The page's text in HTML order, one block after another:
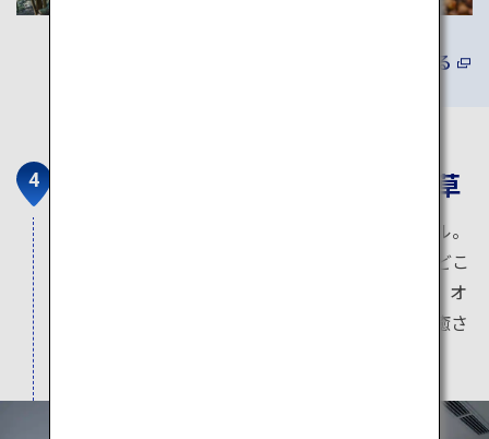
詳しくみる
ホテルアレグリアガーデンズ天草
有明海をのぞむ、広大な温泉スパリゾートホテル。
天草の中心に位置する丘の上に立ち、ホテルのどこ
からでも天草の美しい海を見ることができます。オ
ーシャンビューの客室、天然温泉で、心も体も癒さ